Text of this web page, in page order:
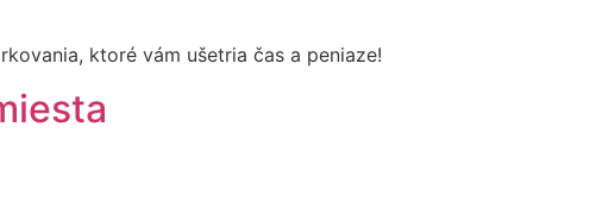
ktoré vám ušetria čas a peniaze!